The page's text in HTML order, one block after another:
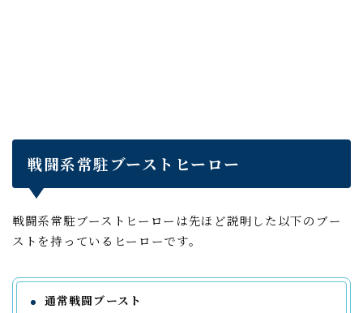
戦闘系常駐ブーストヒーロー
戦闘系常駐ブーストヒーローは先ほど説明した以下のブー
ストを持っているヒーローです。
通常戦闘ブースト